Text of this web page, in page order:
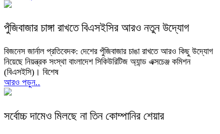
পুঁজিবাজার চাঙ্গা রাখতে বিএসইসির আরও নতুন উদ্যোগ
বিজনেস জার্নাল প্রতিবেদক: দেশের পুঁজিবাজার চাঙা রাখতে আরও কিছু উদ্যোগ
নিয়েছে নিয়ন্ত্রক সংস্থা বাংলাদেশ সিকিউরিটিজ অ্যান্ড এক্সচেঞ্জ কমিশন
(বিএসইসি)। বিশেষ
আরও পড়ুন..
সর্বোচ্চ দামেও মিলছে না তিন কোম্পানির শেয়ার